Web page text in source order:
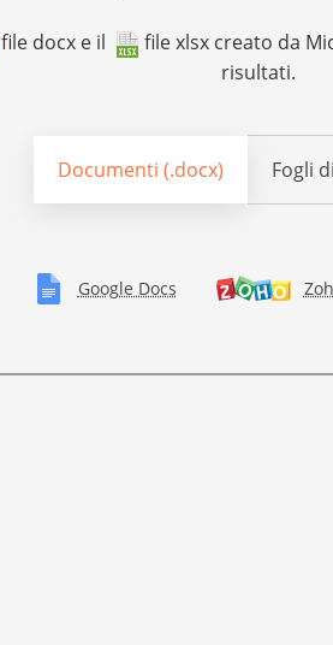
file docxe il file xlsxcreato da
risultati.
Documenti (.docx) Fogli
Google Docs